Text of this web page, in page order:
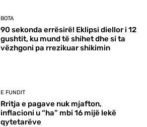
BOTA
90 sekonda errësirë! Eklipsi diellor i 12
gushtit, ku mund të shihet dhe si ta
vëzhgoni pa rrezikuar shikimin
E FUNDIT
Rritja e pagave nuk mjafton,
inflacioni u “ha” mbi 16 mijë lekë
qytetarëve